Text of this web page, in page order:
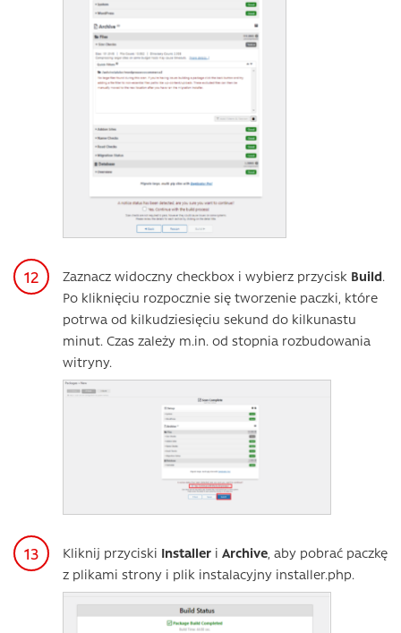
Zaznacz widoczny checkbox i wybierz przycisk Build.
Po kliknięciu rozpocznie się tworzenie paczki, które
potrwa od kilkudziesięciu sekund do kilkunastu
minut. Czas zależy m.in. od stopnia rozbudowania
witryny.
Kliknij przyciski Installer i Archive , aby pobrać paczkę
z plikami strony i plik instalacyjny installer.php.